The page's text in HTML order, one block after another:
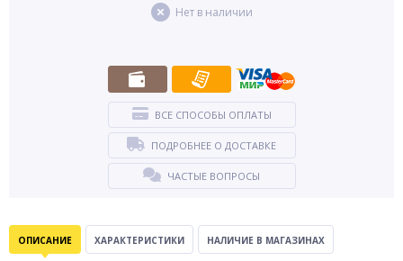
Нет в наличии
ВСЕ СПОСОБЫ ОПЛАТЫ
ПОДРОБНЕЕ О ДОСТАВКЕ
ЧАСТЫЕ ВОПРОСЫ
ОПИСАНИЕ ХАРАКТЕРИСТИКИ НАЛИЧИЕ В МАГАЗИНАХ